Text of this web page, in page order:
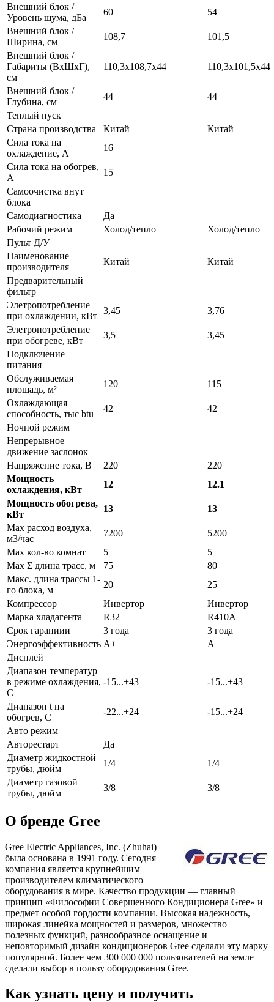
Внешний блок /
Уровень шума, дБа
60
54
Внешний блок /
Ширина, см
108,7
101,5
Внешний блок /
Габариты (ВхШхГ),
см
110,3х108,7х44 110,3x101,5x44
Внешний блок /
Глубина, см
44
44
Теплый пуск
Страна производства
Китай
Китай
Сила тока на
охлаждение, А
16
Сила тока на обогрев,
А
15
Самоочистка внут
блока
Самодиагностика
Да
Рабочий режим
Холод/тепло
Холод/тепло
Пульт Д/У
Наименование
производителя
Китай
Китай
Предварительный
фильтр
Элетропотребление
при охлаждении, кВт
3,45
3,76
Элетропотребление
при обогреве, кВт
3,5
3,45
Подключение
питания
Обслуживаемая
площадь, м²
120
115
Охлаждающая
способность, тыс btu
42
42
Ночной режим
Непрерывное
движение заслонок
Напряжение тока, В
220
220
Мощность
охлаждения, кВт
12
12.1
Мощность обогрева,
кВт
13
13
Max расход воздуха,
м3/час
7200
5200
Max кол-во комнат
5
5
Max Σ длина трасс, м
75
80
Макс. длина трассы 1-
го блока, м
20
25
Компрессор
Инвертор
Инвертор
Марка хладагента
R32
R410A
Срок гараниии
3 года
3 года
Энергоэффективность A++
A
Дисплей
Диапазон температур
в режиме охлаждения,
С
-15...+43 -15...+43
Диапазон t на
обогрев, С
-22...+24
-15...+24
Авто режим
Авторестарт
Да
Диаметр жидкостной
трубы, дюйм
1/4
1/4
Диаметр газовой
трубы, дюйм
3/8 3/8
О бренде Gree
Gree Electric Appliances, Inc. (Zhuhai)
была основана в 1991 году. Сегодня
компания является крупнейшим
производителем климатического
оборудования в мире. Качество продукции — главный
принцип «Философии Совершенного Кондиционера Gree» и
предмет особой гордости компании. Высокая надежность,
широкая линейка мощностей и размеров, множество
полезных функций, разнообразное оснащение и
неповторимый дизайн кондиционеров Gree сделали эту марку
популярной. Более чем 300 000 000 пользователей на земле
сделали выбор в пользу оборудования Gree.
Как узнать цену и получить